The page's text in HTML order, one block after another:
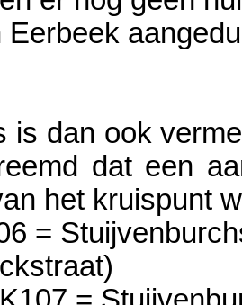
Eerbeek
is dan ook
dat een
het kruispunt
=